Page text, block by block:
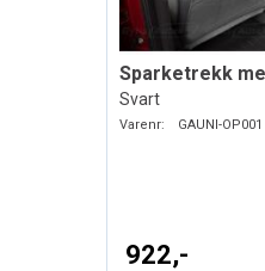
Svart
Varenr: GAUNI-OP001
922,-